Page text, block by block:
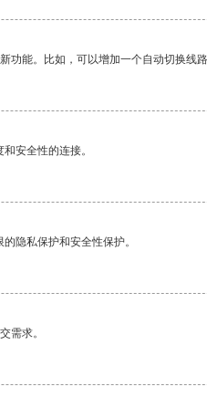
功能。比如，可以增加一个自动切换线
安全性的连接。
隐私保护和安全性保护。
需求。